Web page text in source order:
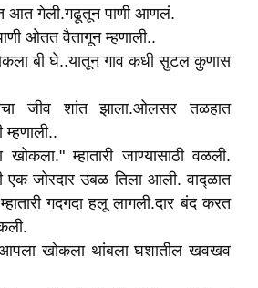
आत गेली.गढूतून पाणी आणलं.
ओतत वैतागून म्हणाली..
बी घे..यातून गाव कधी सुटल कुणास
जीव शांत झाला.ओलसर तळहात
म्हातारी जाण्यासाठी वळली.
एक जोरदार उबळ तिला आली. वाद्ळात
गदगदा हलू लागली.दार बंद करत
खोकला थांबला घशातील खवखव